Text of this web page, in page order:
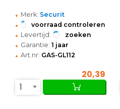
• Merk: Securit
• voorraad controleren
• Levertijd: zoeken
• Garantie: 1 jaar
• Art.nr: GAS-GL112
20,39
1